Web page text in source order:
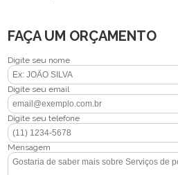
FAÇA UM ORÇAMENTO
Digite seu nome
Digite seu email
Digite seu telefone
Mensagem